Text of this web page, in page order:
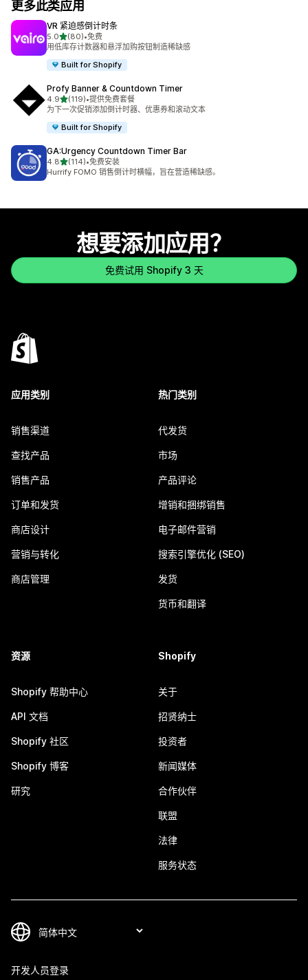
更多此类应用
VR 紧迫感倒计时条
5.0星（满分 5 星）
(80)
总共 80 条评论
•免费
用低库存计数器和悬浮加购按钮制造稀缺感
Built for Shopify
Profy Banner & Countdown Timer
4.9星（满分 5 星）
(119)
总共 119 条评论
•提供免费套餐
为下一次促销添加倒计时器、优惠券和滚动文本
Built for Shopify
GA:Urgency Countdown Timer Bar
4.8星（满分 5 星）
(114)
总共 114 条评论
•免费安装
Hurrify FOMO 销售倒计时横幅，旨在营造稀缺感。
想要添加应用？
免费试用 Shopify 3 天
应用类别
销售渠道
查找产品
销售产品
订单和发货
商店设计
营销与转化
商店管理
热门类别
代发货
市场
产品评论
增销和捆绑销售
电子邮件营销
搜索引擎优化 (SEO)
发货
货币和翻译
资源
Shopify 帮助中心
API 文档
Shopify 社区
Shopify 博客
研究
Shopify
关于
招贤纳士
投资者
新闻媒体
合作伙伴
联盟
法律
服务状态
开发人员登录